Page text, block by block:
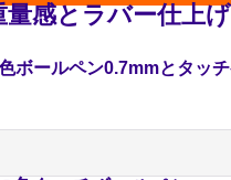
感とラバー仕上
ボールペン0.7mmとタッ